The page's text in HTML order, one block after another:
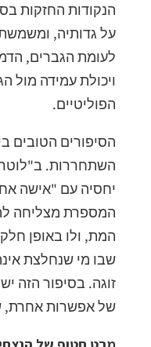
הנקודות החזקות
על גדותיה,
לעומת הגברים,
ויכולת עמידה מול
הפוליטיים.
הסיפורים הטובים
השתחררות.
יחסיה עם "אישה
המספרת מצליחה
המת, ולו באופן
שבו מי שנחלצת
זוגה. בסיפור הזה
של אפשרות אחרת,